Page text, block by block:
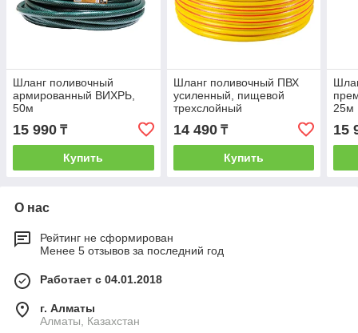
Шланг поливочный
армированный ВИХРЬ,
50м
15 990 ₸
Купить
Шланг поливочный ПВХ
усиленный, пищевой
трехслойный
(жёлтый) Вихрь
14 490₸
Купить
25м
15
О нас
Рейтинг не сформирован
Менее 5 отзывов за последний год
Работает с 04.01.2018
г. Алматы
Алматы, Казахстан